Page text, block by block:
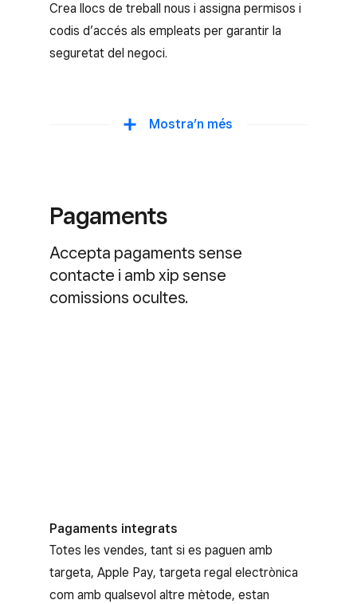
Crea llocs de treball nous i assigna permisos i
codis d’accés als empleats per garantir la
seguretat del negoci.
Fes seguiment de les hores de feina dels
l’aplicació de Square per a equips. Pots
consultar les dades dels registres d’hores al
Tauler de control de Square.
Programació i publicació de torns
Mostra’n més
Pagaments
Accepta pagaments sense
contacte i amb xip sense
comissions ocultes.
Pagaments integrats
Totes les vendes, tant si es paguen amb
targeta, Apple Pay, targeta regal electrònica
com amb qualsevol altre mètode, estan